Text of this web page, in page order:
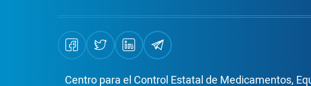
Centro para el Control Estatal de Medicamentos,